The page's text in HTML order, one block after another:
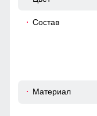
Состав
Материал